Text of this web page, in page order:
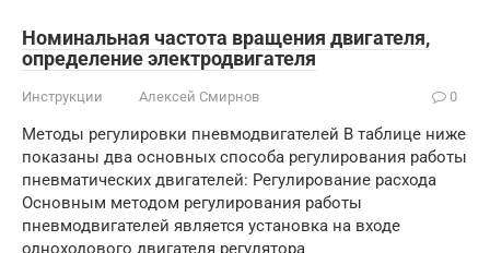
Номинальная частота вращения двигателя,
определение электродвигателя
Инструкции Алексей Смирнов 0
Методы регулировки пневмодвигателей В таблице ниже
показаны два основных способа регулирования работы
пневматических двигателей: Регулирование расхода
Основным методом регулирования работы
пневмодвигателей является установка на входе
одноходового двигателя регулятора